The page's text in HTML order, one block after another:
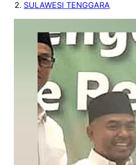
SULAWESI TENGGARA